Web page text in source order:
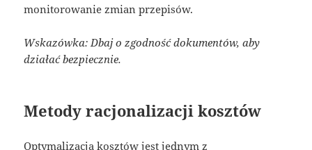
monitorowanie zmian przepisów.
Wskazówka: Dbaj o zgodność dokumentów, aby
działać bezpiecznie.
Metody racjonalizacji kosztów
Optymalizacja kosztów jest jednym z